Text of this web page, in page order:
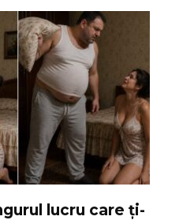
lucru care ți-